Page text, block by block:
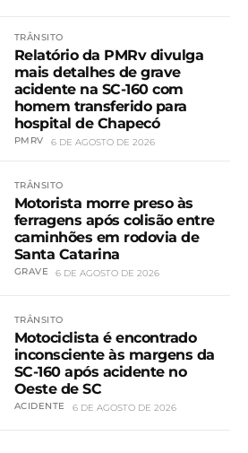
TRÂNSITO
Relatório da PMRv divulga
mais detalhes de grave
acidente na SC-160 com
homem transferido para
hospital de Chapecó
PMRV 6 DE AGOSTO DE 2026
TRÂNSITO
Motorista morre preso às
ferragens após colisão entre
caminhões em rodovia de
Santa Catarina
GRAVE 6 DE AGOSTO DE 2026
TRÂNSITO
Motociclista é encontrado
inconsciente às margens da
SC-160 após acidente no
Oeste de SC
ACIDENTE 6 DE AGOSTO DE 2026